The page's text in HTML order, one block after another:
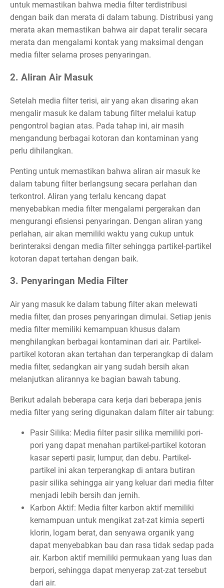
untuk memastikan bahwa media filter terdistribusi
dengan baik dan merata di dalam tabung. Distribusi yang
merata akan memastikan bahwa air dapat teralir secara
merata dan mengalami kontak yang maksimal dengan
media filter selama proses penyaringan.
2. Aliran Air Masuk
Setelah media filter terisi, air yang akan disaring akan
mengalir masuk ke dalam tabung filter melalui katup
pengontrol bagian atas. Pada tahap ini, air masih
mengandung berbagai kotoran dan kontaminan yang
perlu dihilangkan.
Penting untuk memastikan bahwa aliran air masuk ke
dalam tabung filter berlangsung secara perlahan dan
terkontrol. Aliran yang terlalu kencang dapat
menyebabkan media filter mengalami pergerakan dan
mengurangi efisiensi penyaringan. Dengan aliran yang
perlahan, air akan memiliki waktu yang cukup untuk
berinteraksi dengan media filter sehingga partikel-partikel
kotoran dapat tertahan dengan baik.
3. Penyaringan Media Filter
Air yang masuk ke dalam tabung filter akan melewati
media filter, dan proses penyaringan dimulai. Setiap jenis
media filter memiliki kemampuan khusus dalam
menghilangkan berbagai kontaminan dari air. Partikel-
partikel kotoran akan tertahan dan terperangkap di dalam
media filter, sedangkan air yang sudah bersih akan
melanjutkan alirannya ke bagian bawah tabung.
Berikut adalah beberapa cara kerja dari beberapa jenis
media filter yang sering digunakan dalam filter air tabung:
Pasir Silika: Media filter pasir silika memiliki pori-
pori yang dapat menahan partikel-partikel kotoran
kasar seperti pasir, lumpur, dan debu. Partikel-
partikel ini akan terperangkap di antara butiran
pasir silika sehingga air yang keluar dari media filter
menjadi lebih bersih dan jernih.
Karbon Aktif: Media filter karbon aktif memiliki
kemampuan untuk mengikat zat-zat kimia seperti
klorin, logam berat, dan senyawa organik yang
dapat menyebabkan bau dan rasa tidak sedap pada
air. Karbon aktif memiliki permukaan yang luas dan
berpori, sehingga dapat menyerap zat-zat tersebut
dari air.